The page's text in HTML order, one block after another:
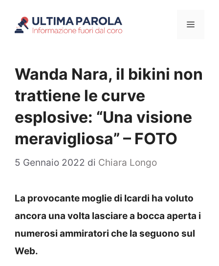
Menu
Wanda Nara, il bikini non
trattiene le curve
esplosive: “Una visione
meravigliosa” – FOTO
5 Gennaio 2022 di Chiara Longo
La provocante moglie di Icardi ha voluto
ancora una volta lasciare a bocca aperta i
numerosi ammiratori che la seguono sul
Web.